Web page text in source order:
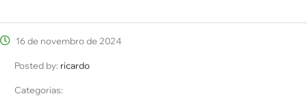
16 de novembro de 2024
Posted by: ricardo
Categorias: